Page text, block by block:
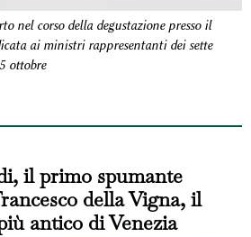
nel corso della degustazione presso il
ai ministri rappresentanti dei sette
ottobre
il primo spumante
della Vigna, il
antico di Venezia